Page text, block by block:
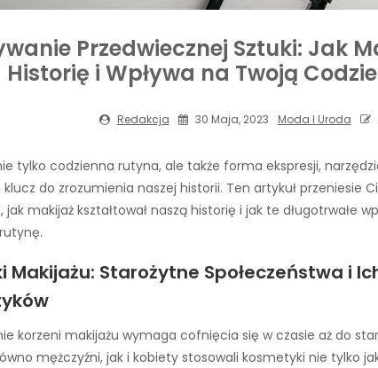
Przedwiecznej Sztuki: Jak
Historię i Wpływa na Twoją
Redakcja 30 Maja, 2023 Moda I Uroda
tylko codzienna rutyna, ale także forma ekspresji,
klucz do zrozumienia naszej historii. Ten artykuł przeniesie
jak makijaż kształtował naszą historię i jak te długotrwałe
Makijażu: Starożytne Społeczeństwa i
korzeni makijażu wymaga cofnięcia się w czasie aż do
mężczyźni, jak i kobiety stosowali kosmetyki nie tylko